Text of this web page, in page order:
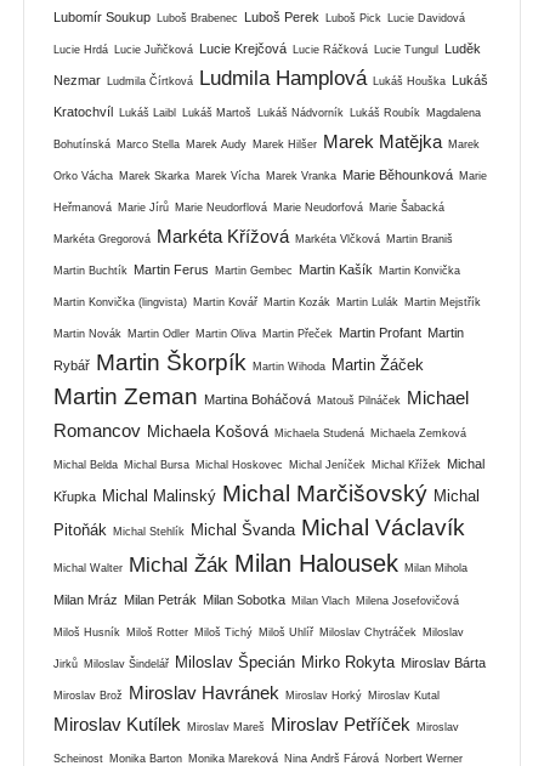
Lubomír Soukup Luboš Brabenec Luboš Perek Luboš Pick Lucie Davidová
Lucie Hrdá Lucie Juřičková Lucie Krejčová Lucie Ráčková Lucie Tungul Luděk
Nezmar Ludmila Čírtková Ludmila Hamplová Lukáš Houška Lukáš
Kratochvíl Lukáš Laibl Lukáš Martoš Lukáš Nádvorník Lukáš Roubík Magdalena
Bohutínská Marco Stella Marek Audy Marek Hilšer Marek Matějka Marek
Orko Vácha Marek Skarka Marek Vícha Marek Vranka Marie Běhounková Marie
Heřmanová Marie Jírů Marie Neudorflová Marie Neudorfová Marie Šabacká
Markéta Gregorová Markéta Křížová Markéta Vlčková Martin Braniš
Martin Buchtík Martin Ferus Martin Gembec Martin Kašík Martin Konvička
Martin Konvička (lingvista) Martin Kovář Martin Kozák Martin Lulák Martin Mejstřík
Martin Novák Martin Odler Martin Oliva Martin Přeček Martin Profant Martin
Rybář Martin Škorpík Martin Wihoda Martin Žáček
Martin Zeman Martina Boháčová Matouš Pilnáček
Michael
Romancov Michaela Košová Michaela Studená Michaela Zemková
Michal Belda Michal Bursa Michal Hoskovec Michal Jeníček Michal Křížek Michal
Křupka Michal Malinský Michal Marčišovský Michal
Pitoňák
Michal Stehlík Michal Švanda Michal Václavík
Michal Walter Michal Žák Milan Halousek Milan Mihola
Milan Mráz Milan Petrák Milan Sobotka Milan Vlach Milena Josefovičová
Miloš Husník Miloš Rotter Miloš Tichý Miloš Uhlíř Miloslav Chytráček Miloslav
Jirků Miloslav Šindelář Miloslav Špecián Mirko Rokyta Miroslav Bárta
Miroslav Brož Miroslav Havránek Miroslav Horký Miroslav Kutal
Miroslav Kutílek Miroslav Mareš Miroslav Petříček Miroslav
Scheinost Monika Barton Monika Mareková Nina Andrš Fárová Norbert Werner